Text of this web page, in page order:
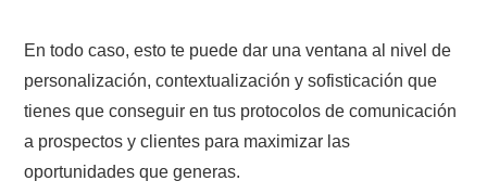
En todo caso, esto te puede dar una ventana al nivel de
personalización, contextualización y sofisticación que
tienes que conseguir en tus protocolos de comunicación
a prospectos y clientes para maximizar las
oportunidades que generas.